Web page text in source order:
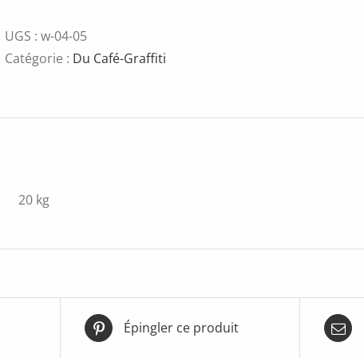
stop
UGS : w-04-05
Catégorie : Du Café-Graffiti
20 kg
Épingler ce produit